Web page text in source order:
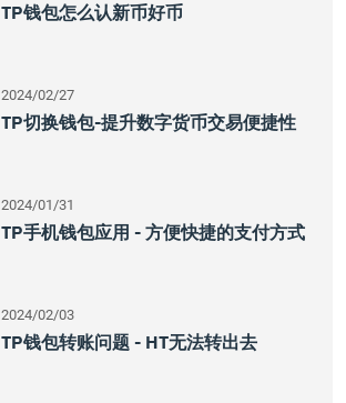
TP钱包怎么认新币好币
2024/02/27
TP切换钱包-提升数字货币交易便捷性
2024/01/31
TP手机钱包应用 - 方便快捷的支付方式
2024/02/03
TP钱包转账问题 - HT无法转出去